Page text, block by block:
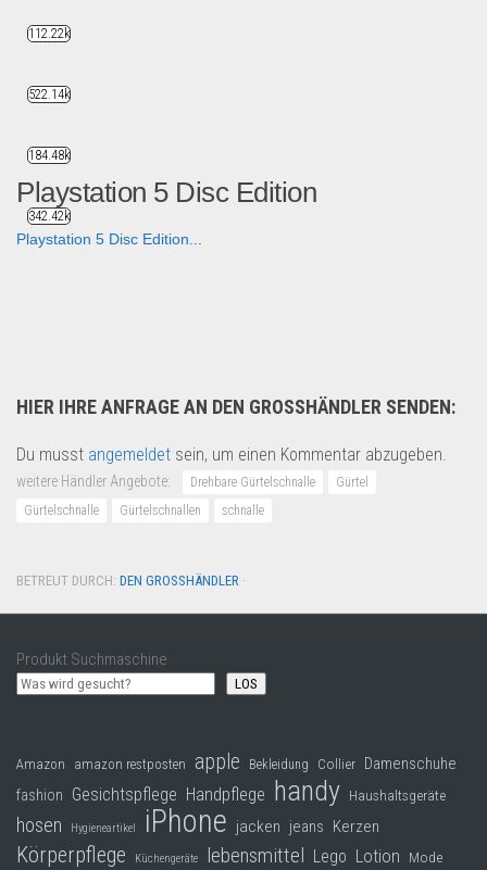
Playstation 5 Disc Edition
Playstation 5 Disc Edition...
HIER IHRE ANFRAGE AN DEN GROSSHÄNDLER SENDEN:
Du musst angemeldet sein, um einen Kommentar abzugeben.
weitere Händler Angebote: Drehbare Gürtelschnalle
Gürtel
Gürtelschnalle
Gürtelschnallen schnalle
BETREUT DURCH: DEN GROSSHÄNDLER ·
Produkt Suchmaschine
LOS
Amazon amazon restposten apple Bekleidung Collier Damenschuhe
fashion Gesichtspflege Handpflege handy Haushaltsgeräte
hosen Hygieneartikel iPhone jacken jeans Kerzen
Körperpflege Küchengeräte lebensmittel Lego Lotion Mode
112.22k
522.14k
184.48k
342.42k